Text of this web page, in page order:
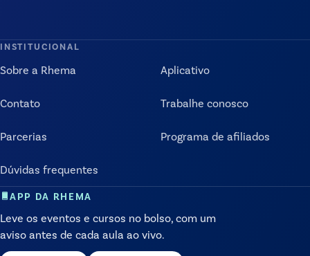
INSTITUCIONAL
Sobre a Rhema Aplicativo
Contato Trabalhe conosco
Parcerias Programa de afiliados
Dúvidas frequentes
APP DA RHEMA
Leve os eventos e cursos no bolso, com um
aviso antes de cada aula ao vivo.